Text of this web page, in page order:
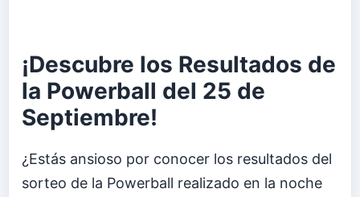
¡Descubre los Resultados de
la Powerball del 25 de
Septiembre!
¿Estás ansioso por conocer los resultados del
sorteo de la Powerball realizado en la noche